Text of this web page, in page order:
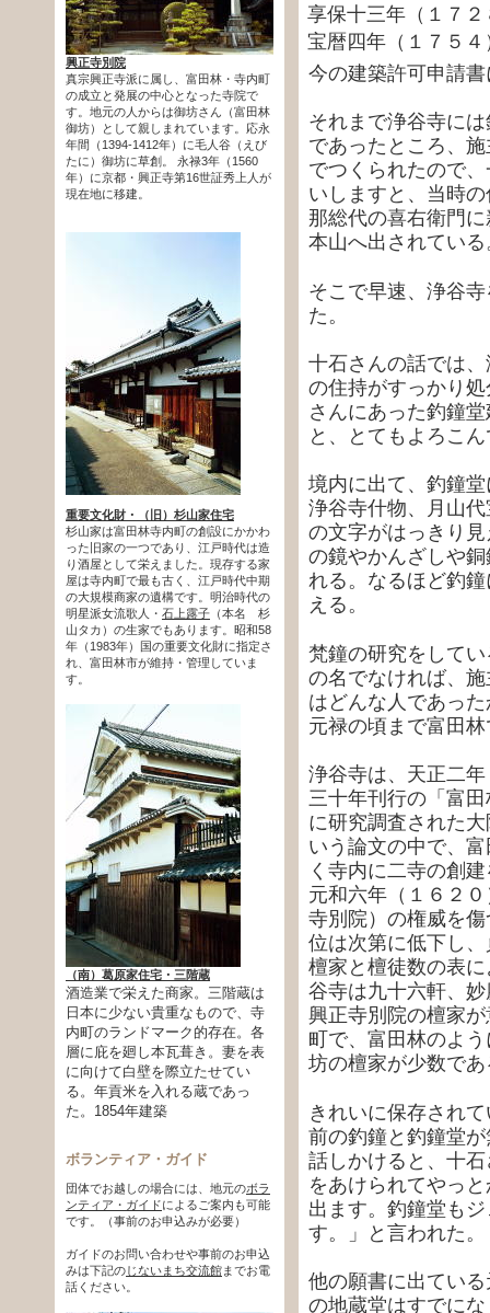
享保十三年（１７
宝暦四年（１７５
今の建築許可申請
それまで浄谷寺に
であったところ、
でつくられたので
いしますと、当時
那総代の喜右衛門
本山へ出されている
そこで早速、浄谷
た。
十石さんの話では
の住持がすっかり
さんにあった釣鐘
と、とてもよろこ
境内に出て、釣鐘
浄谷寺什物、月山
の文字がはっきり
の鏡やかんざしや
れる。なるほど釣
える。
梵鐘の研究をして
の名でなければ、
はどんな人であっ
元禄の頃まで富田
浄谷寺は、天正二
三十年刊行の「富
に研究調査された
いう論文の中で、
く寺内に二寺の創
元和六年（１６２
寺別院）の権威を
位は次第に低下し
檀家と檀徒数の表
谷寺は九十六軒、
興正寺別院の檀家
町で、富田林のよ
坊の檀家が少数で
きれいに保存され
前の釣鐘と釣鐘堂
話しかけると、十
をあけられてやっ
出ます。釣鐘堂も
す。」と言われた。
他の願書に出てい
の地蔵堂はすでに
興正寺別院
真宗興正寺派に属し、富田林・寺内町
の成立と発展の中心となった寺院で
す。地元の人からは御坊さん（富田林
御坊）として親しまれています。応永
年間（1394-1412年）に毛人谷（えび
たに）御坊に草創。 永禄3年（1560
年）に京都・興正寺第16世証秀上人が
現在地に移建。
重要文化財・（旧）杉山家住宅
杉山家は富田林寺内町の創設にかかわ
った旧家の一つであり、江戸時代は造
り酒屋として栄えました。現存する家
屋は寺内町で最も古く、江戸時代中期
の大規模商家の遺構です。明治時代の
明星派女流歌人・ 石上露子 （本名 杉
山タカ）の生家でもあります。昭和58
年（1983年）国の重要文化財に指定さ
れ、富田林市が維持・管理していま
す。
（南）葛原家住宅・三階蔵
酒造業で栄えた商家。三階蔵は
日本に少ない貴重なもので、寺
内町のランドマーク的存在。各
層に庇を廻し本瓦葺き。妻を表
に向けて白壁を際立たせてい
る。年貢米を入れる蔵であっ
た。1854年建築
ボランティア・ガイド
団体でお越しの場合には、地元のボラ
ンティア・ガイドによるご案内も可能
です。（事前のお申込みが必要）
ガイドのお問い合わせや事前のお申込
みは下記のじないまち交流館までお電
話ください。